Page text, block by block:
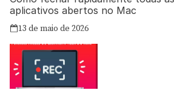
aplicativos abertos no Mac
13 de maio de 2026